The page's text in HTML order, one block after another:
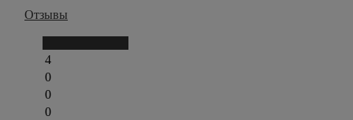
Отзывы
4
0
0
0